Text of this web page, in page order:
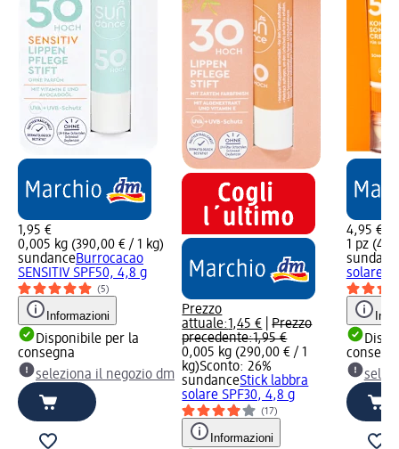
1,95 €
0,005 kg (390,00 € / 1 kg)
sundanceBurrocacao
SENSITIV SPF50, 4,8 g
(5)
Informazioni
Disponibile per la
consegna
seleziona il negozio dm
Prezzo
attuale:1,45 € |Prezzo
precedente:1,95 €
0,005 kg (290,00 € / 1
kg)Sconto: 26%
sundanceStick labbra
solare SPF30, 4,8 g
(17)
Informazioni
4,95 €
1 pz
solare